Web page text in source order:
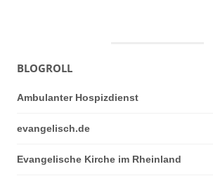
BLOGROLL
Ambulanter Hospizdienst
evangelisch.de
Evangelische Kirche im Rheinland